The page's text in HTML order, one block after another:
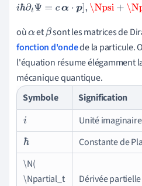
i ℏ∂tΨ=cα⋅ p],\Npsi+
oùαetβsont les matrices de
fonction d'ondede la particule.
l'équation résume élégamment
mécanique quantique.
Symbole
Signification
i
Unité imaginaire
ℏ
Constante de
\N(
\Npartial_t
Dérivée